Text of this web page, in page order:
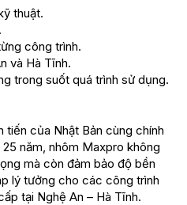
thuật.
công trình.
và Hà Tĩnh.
trong suốt quá trình sử dụng.
tiến của Nhật Bản cùng chính
năm, nhôm Maxpro không
mà còn đảm bảo độ bền
lý tưởng cho các công trình
tại Nghệ An – Hà Tĩnh.